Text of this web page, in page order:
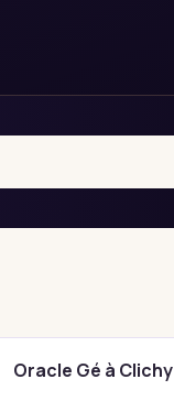
Oracle Gé à Clichy